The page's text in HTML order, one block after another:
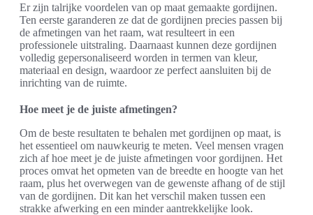
Er zijn talrijke voordelen van op maat gemaakte gordijnen.
Ten eerste garanderen ze dat de gordijnen precies passen bij
de afmetingen van het raam, wat resulteert in een
professionele uitstraling. Daarnaast kunnen deze gordijnen
volledig gepersonaliseerd worden in termen van kleur,
materiaal en design, waardoor ze perfect aansluiten bij de
inrichting van de ruimte.
Hoe meet je de juiste afmetingen?
Om de beste resultaten te behalen met gordijnen op maat, is
het essentieel om nauwkeurig te meten. Veel mensen vragen
zich af hoe meet je de juiste afmetingen voor gordijnen. Het
proces omvat het opmeten van de breedte en hoogte van het
raam, plus het overwegen van de gewenste afhang of de stijl
van de gordijnen. Dit kan het verschil maken tussen een
strakke afwerking en een minder aantrekkelijke look.